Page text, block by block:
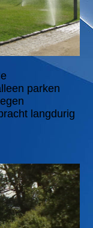
parken
langdurig